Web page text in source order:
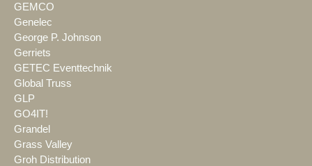
GEMCO
Genelec
George P. Johnson
Gerriets
GETEC Eventtechnik
Global Truss
GLP
GO4IT!
Grandel
Grass Valley
Groh Distribution